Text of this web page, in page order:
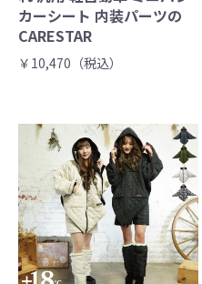
カーシート 内装パーツの
CARESTAR
￥10,470（税込）